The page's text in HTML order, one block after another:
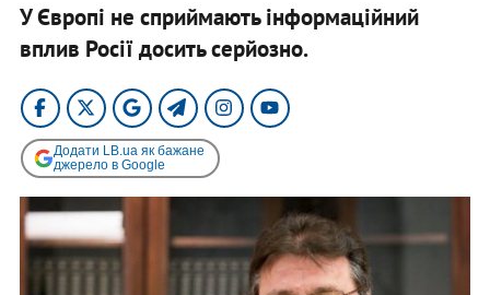
У Європі не сприймають інформаційний
вплив Росії досить серйозно.
Додати LB.ua як бажане
джерело в Google